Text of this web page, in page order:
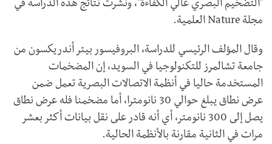
"التضخيم البصري عالي الكفاءة"، ونُشرت نتائج هذه الدراسة في
مجلة Nature العلمية.
وقال المؤلف الرئيسي للدراسة، البروفيسور بيتر أندريكسون من
جامعة تشالمرز للتكنولوجيا في السويد، إن المضخمات
المستخدمة حاليا في أنظمة الاتصالات البصرية تعمل ضمن
عرض نطاق يبلغ حوالي 30 نانومترا، أما مضخمنا فله عرض نطاق
يصل إلى 300 نانومتر، أي أنه قادر على نقل بيانات أكثر بعشر
مرات في الثانية مقارنة بالأنظمة الحالية.